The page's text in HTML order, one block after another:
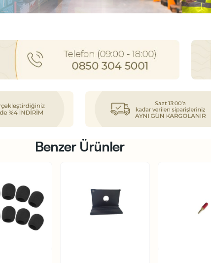
Benzer Ürünler